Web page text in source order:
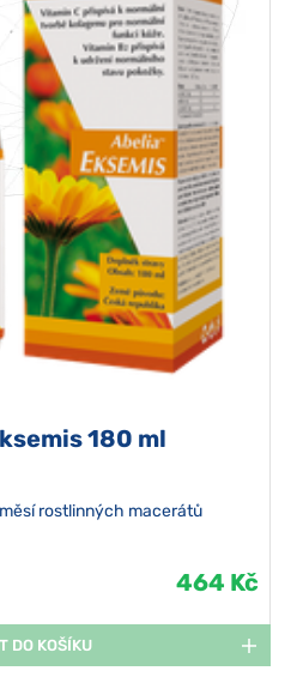
180 ml
rostlinných macerátů
464 Kč
DO KOŠÍKU